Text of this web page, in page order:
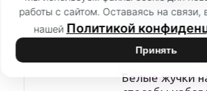
Комнатные
Белые жучки
работы с сайтом. Оставаясь на связи,
нашей Политикой
Принять